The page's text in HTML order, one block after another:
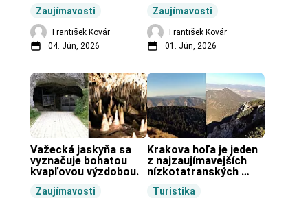
Zaujímavosti
vo svete.
František Kovár
04. Jún, 2026
Zaujímavosti
František Kovár
01. Jún, 2026
Zaujímavosti
Važecká jaskyňa sa
vyznačuje bohatou
kvapľovou výzdobou.
Turistika
Krakova hoľa je jeden
z najzaujímavejších
nízkotatranských